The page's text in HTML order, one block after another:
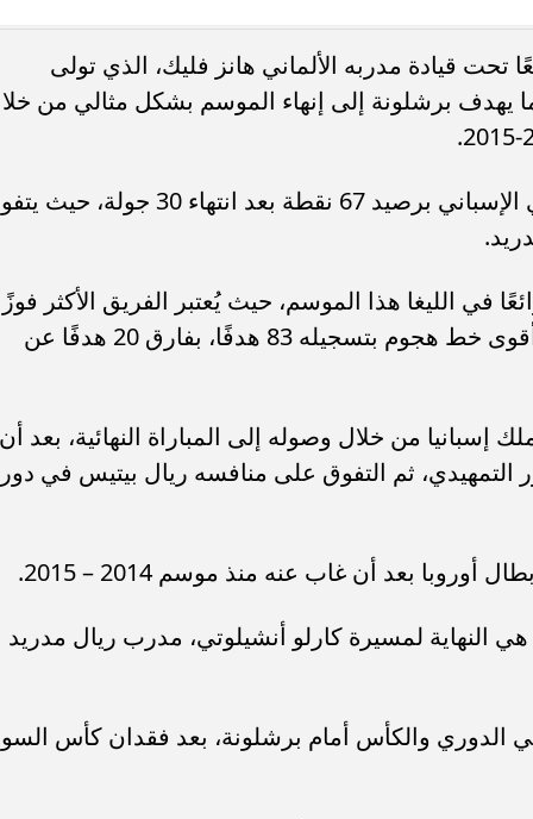
تحت قيادة مدربه الألماني هانز فليك، الذي تولى
يهدف برشلونة إلى إنهاء الموسم بشكل مثالي من
حيث يتصدر فريق برشلونة جدول الدوري الإسباني برصيد 67 نقطة بعد انتهاء 30
في الليغا هذا الموسم، حيث يُعتبر الفريق الأكثر
بواقع 21 مباراة، بالإضافة إلى أنه يمتلك أقوى خط هجوم بتسجيله 83 هدفًا، بفارق 20 هدفًا عن
من خلال وصوله إلى المباراة النهائية، بعد أن
ثم التفوق على منافسه ريال بيتيس في دور
بعد أن غاب عنه منذ موسم 2014 – 2015.
النهاية لمسيرة كارلو أنشيلوتي، مدرب ريال مدريد
الدوري والكأس أمام برشلونة، بعد فقدان كأس
أوبو تطلق سلسلة رينو 16 في المملكة
بتصميم لافت وقدرات...
انطلاق المؤتمر السنوي للجمعية
لأبحاث السرطان.. 23 و24 سبتمبر